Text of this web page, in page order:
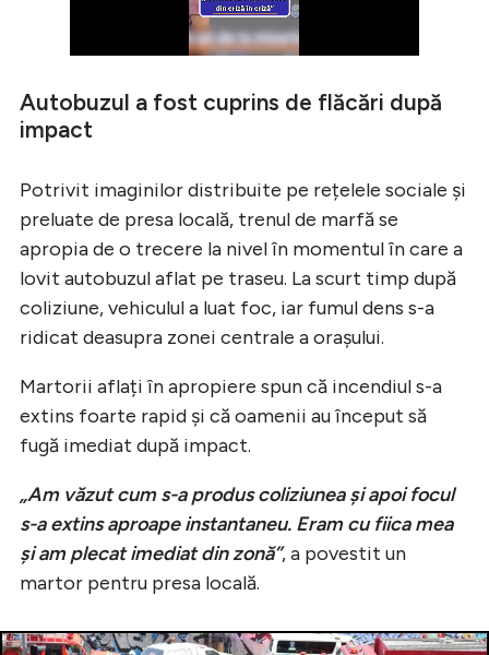
Autobuzul a fost cuprins de flăcări după
impact
Potrivit imaginilor distribuite pe rețelele sociale și
preluate de presa locală, trenul de marfă se
apropia de o trecere la nivel în momentul în care a
lovit autobuzul aflat pe traseu. La scurt timp după
coliziune, vehiculul a luat foc, iar fumul dens s-a
ridicat deasupra zonei centrale a orașului.
Martorii aflați în apropiere spun că incendiul s-a
extins foarte rapid și că oamenii au început să
fugă imediat după impact.
„Am văzut cum s-a produs coliziunea și apoi focul
s-a extins aproape instantaneu. Eram cu fiica mea
și am plecat imediat din zonă”, a povestit un
martor pentru presa locală.